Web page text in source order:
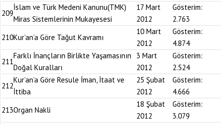
209
İslam ve Türk Medeni Kanunu(TMK)
Miras Sistemlerinin Mukayesesi
17 Mart
2012
Gösterim:
2.763
210Kur’an’a Göre Tağut Kavramı
10 Mart
2012
Gösterim:
4.874
211
Farklı İnançların Birlikte Yaşamasının
Doğal Kuralları
3 Mart
2012
Gösterim:
2.524
212
Kur’an’a Göre Resule İman, İtaat ve
İttiba
25 Şubat
2012
Gösterim:
4.666
213Organ Nakli
18 Şubat
2012
Gösterim:
3.079